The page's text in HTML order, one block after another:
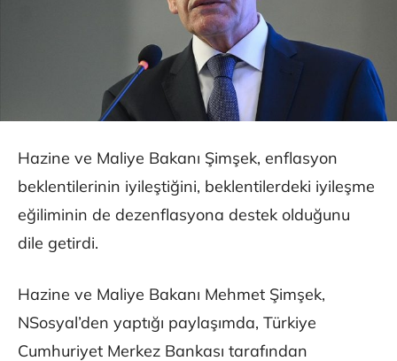
Hazine ve Maliye Bakanı Şimşek, enflasyon
beklentilerinin iyileştiğini, beklentilerdeki iyileşme
eğiliminin de dezenflasyona destek olduğunu
dile getirdi.
Hazine ve Maliye Bakanı Mehmet Şimşek,
NSosyal’den yaptığı paylaşımda, Türkiye
Cumhuriyet Merkez Bankası tarafından